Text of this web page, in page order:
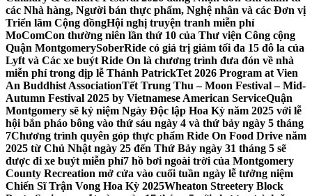
các Nhà hàng, Người bán thực phẩm, Nghệ nhân và các Đơn vị
Triển lãm Cộng đồngHội nghị truyện tranh miễn phí
MoComCon thường niên lần thứ 10 của Thư viện Công cộng
Quận MontgomerySoberRide có giá trị giảm tối đa 15 đô la của
Lyft và Các xe buýt Ride On là chương trình đưa đón về nhà
miễn phí trong dịp lễ Thánh PatrickTet 2026 Program at Vien
An Buddhist AssociationTết Trung Thu – Moon Festival – Mid-
Autumn Festival 2025 by Vietnamese American ServiceQuận
Montgomery sẽ kỷ niệm Ngày Độc lập Hoa Kỳ năm 2025 với lễ
hội bắn pháo bông vào thứ sáu ngày 4 và thứ bảy ngày 5 tháng
7Chương trình quyên góp thực phẩm Ride On Food Drive năm
2025 từ Chủ Nhật ngày 25 đến Thứ Bảy ngày 31 tháng 5 sẽ
được đi xe buýt miễn phí7 hồ bơi ngoài trời của Montgomery
County Recreation mở cửa vào cuối tuần ngày lễ tưởng niệm
Chiến Sĩ Trận Vong Hoa Kỳ 2025Wheaton Streetery Block